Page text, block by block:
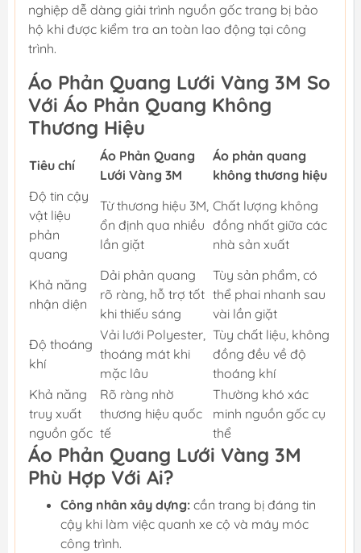
nghiệp dễ dàng giải trình nguồn gốc trang bị bảo
hộ khi được kiểm tra an toàn lao động tại công
trình.
Áo Phản Quang Lưới Vàng 3M So
Với Áo Phản Quang Không
Thương Hiệu
Tiêu chí
Áo Phản Quang
Lưới Vàng 3M
Áo phản quang
không thương hiệu
Độ tin cậy
vật liệu
phản
quang
Từ thương hiệu 3M,
ổn định qua nhiều
lần giặt
Chất lượng không
đồng nhất giữa các
nhà sản xuất
Khả năng
nhận diện
Dải phản quang
rõ ràng, hỗ trợ tốt
khi thiếu sáng
Tùy sản phẩm, có
thể phai nhanh sau
vài lần giặt
Độ thoáng
khí
Vải lưới Polyester,
thoáng mát khi
mặc lâu
Tùy chất liệu, không
đồng đều về độ
thoáng khí
Khả năng
truy xuất
nguồn gốc
Rõ ràng nhờ
thương hiệu quốc
tế
Thường khó xác
minh nguồn gốc cụ
thể
Áo Phản Quang Lưới Vàng 3M
Phù Hợp Với Ai?
Công nhân xây dựng: cần trang bị đáng tin
cậy khi làm việc quanh xe cộ và máy móc
công trình.